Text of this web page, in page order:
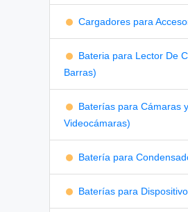
Cargadores para
Bateria para Lector De
Barras)
Baterías para Cámaras y
Videocámaras)
Batería para
Baterías para